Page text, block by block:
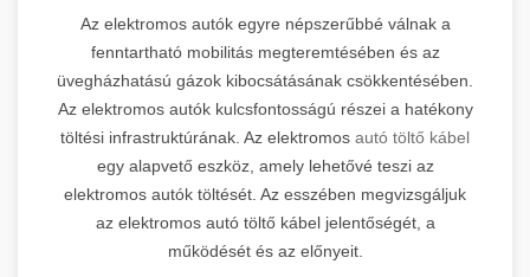
Az elektromos autók egyre népszerűbbé válnak a
fenntartható mobilitás megteremtésében és az
üvegházhatású gázok kibocsátásának csökkentésében.
Az elektromos autók kulcsfontosságú részei a hatékony
töltési infrastruktúrának. Az elektromos autó töltő kábel
egy alapvető eszköz, amely lehetővé teszi az
elektromos autók töltését. Az esszében megvizsgáljuk
az elektromos autó töltő kábel jelentőségét, a
működését és az előnyeit.